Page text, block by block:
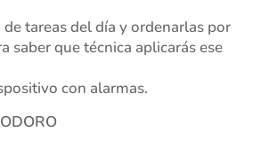
tareas del día y ordenarlas por
saber que técnica aplicarás ese
con alarmas.